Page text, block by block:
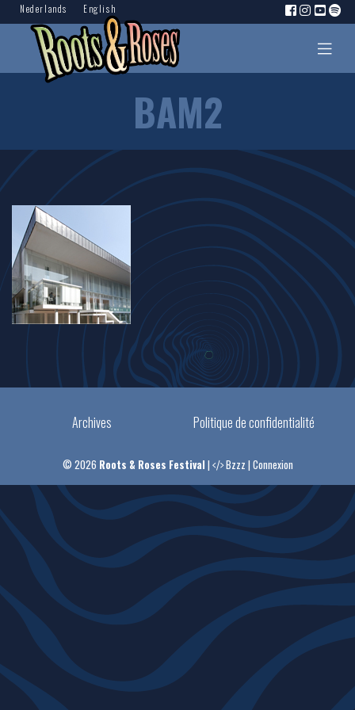
Nederlands English
BAM2
Archives Politique de confidentialité
© 2026 Roots & Roses Festival | Bzzz | Connexion